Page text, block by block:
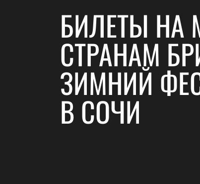
БИЛЕТЫ НА
СТРАНАМ
ЗИМНИЙ
В СОЧИ